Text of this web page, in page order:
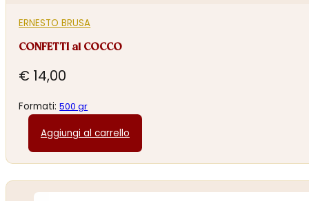
ERNESTO BRUSA
CONFETTI al COCCO
€ 14,00
Formati:500 gr
Aggiungi al carrello